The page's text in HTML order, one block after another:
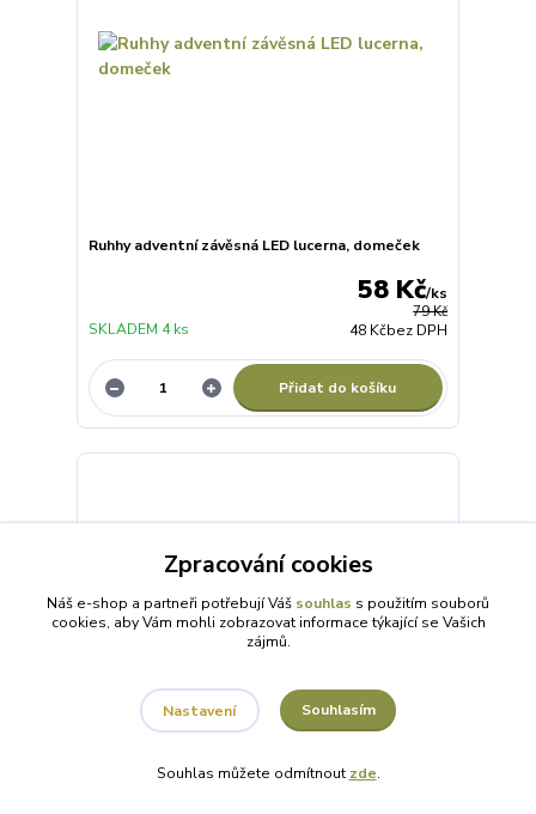
Ruhhy adventní závěsná LED lucerna, domeček
79 Kč
58 Kč/ks
48 Kčbez DPH
SKLADEM 4 ks
Přidat do košíku
Zpracování cookies
Náš e-shop a partneři potřebují Váš souhlas s použitím souborů
cookies, aby Vám mohli zobrazovat informace týkající se Vašich
zájmů.
Nastavení Souhlasím
Souhlas můžete odmítnout zde.